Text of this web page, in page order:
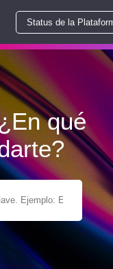
Status de la
qué